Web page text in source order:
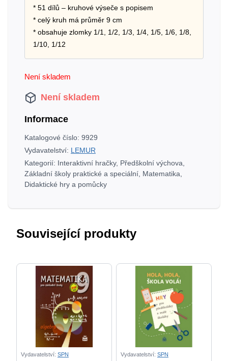
* 51 dílů – kruhové výseče s popisem
* celý kruh má průměr 9 cm
* obsahuje zlomky 1/1, 1/2, 1/3, 1/4, 1/5, 1/6, 1/8,
1/10, 1/12
Není skladem
Není skladem
Informace
Katalogové číslo: 9929
Vydavatelství: LEMUR
Kategorií: Interaktivní hračky, Předškolní výchova
Základní školy praktické a speciální Matematika
Didaktické hry a pomůcky
Související produkty
Vydavatelství: SPN Vydavatelství: SPN